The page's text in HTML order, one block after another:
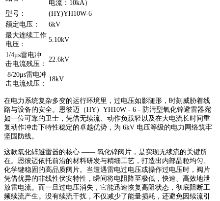
电流：10kA）
型号：
(HY)YH10W-6
额定电压：
6kV
最大连续工作
电压：
5.10kV
1/4μs雷电冲
击电流残压 ：
22.6kV
8/20μs雷电冲
击电流残压：
18kV
在电力系统复杂多变的运行环境里，过电压如影随形，时刻威胁着线
路与设备的安全。恩彼迈（HY）YH10W - 6 - 防污型氧化锌避雷器宛
如一位可靠的卫士，凭借无续流、动作负载轻以及在大电流长时间重
复动作冲击下特性稳定的卓越优势，为 6kV 电压等级的电力网络筑牢
坚固防线。
这款氧化锌避雷器的核心 —— 氧化锌阀片，是实现无续流的关键所
在。恩彼迈依托前沿的材料研发与精细工艺，打造出内部晶粒均匀、
化学键稳固的高品质阀片。当遭遇雷电过电压或操作过电压时，阀片
凭借优异的非线性伏安特性，瞬间将电阻降至极低，快速、高效地泄
放雷电流。而一旦过电压消失，它能迅速恢复高阻状态，彻底阻断工
频续流产生。没有续流干扰，不仅减少了能量损耗，还避免因续流引